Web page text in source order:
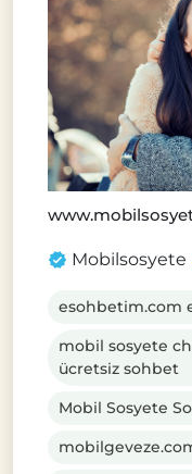
Mobilsosyete
esohbetim.com
mobil sosyete
ücretsiz sohbet
Mobil Sosyete